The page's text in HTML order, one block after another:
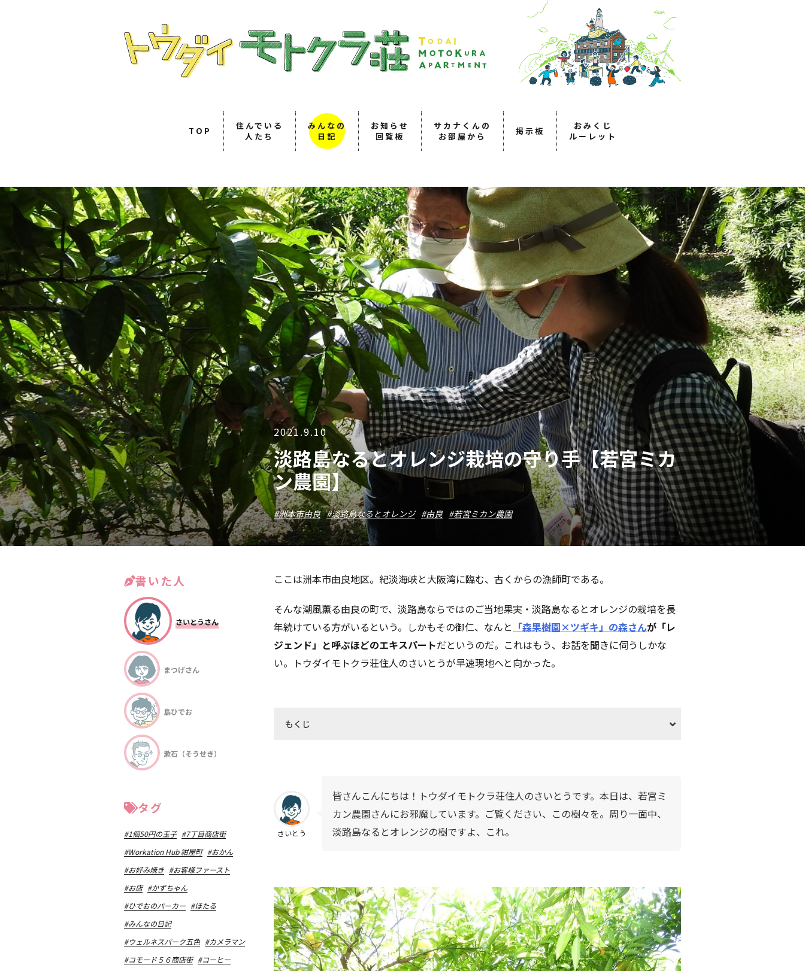
TOP
住んでいる
人たち
みんなの
日記
お知らせ
回覧板
サカナくんの
お部屋から
掲示板
おみくじ
ルーレット
2021.9.10
淡路島なるとオレンジ栽培の守り手【若宮ミカ
ン農園】
洲本市由良 淡路島なるとオレンジ 由良 若宮ミカン農園
書いた人
さいとうさん
まつげさん
島ひでお
漱石（そうせき）
タグ
#1個50円の玉子 #7丁目商店街
#Workation Hub 紺屋町 #おかん
#お好み焼き #お客様ファースト
#お店 #かずちゃん
#ひでおのパーカー #ほたる
#みんなの日記
#ウェルネスパーク五色 #カメラマン
#コモード５６商店街 #コーヒー
ここは洲本市由良地区。紀淡海峡と大阪湾に臨む、古くからの漁師町である。
そんな潮風薫る由良の町で、淡路島ならではのご当地果実・淡路島なるとオレンジの栽培を長
年続けている方がいるという。しかもその御仁、なんと 「森果樹園×ツギキ」の森さんが「レ
ジェンド」と呼ぶほどのエキスパートだというのだ。これはもう、お話を聞きに伺うしかな
い。トウダイモトクラ荘住人のさいとうが早速現地へと向かった。
もくじ
さいとう
皆さんこんにちは！トウダイモトクラ荘住人のさいとうです。本日は、若宮ミ
カン農園さんにお邪魔しています。ご覧ください、この樹々を。周り一面中、
淡路島なるとオレンジの樹ですよ、これ。